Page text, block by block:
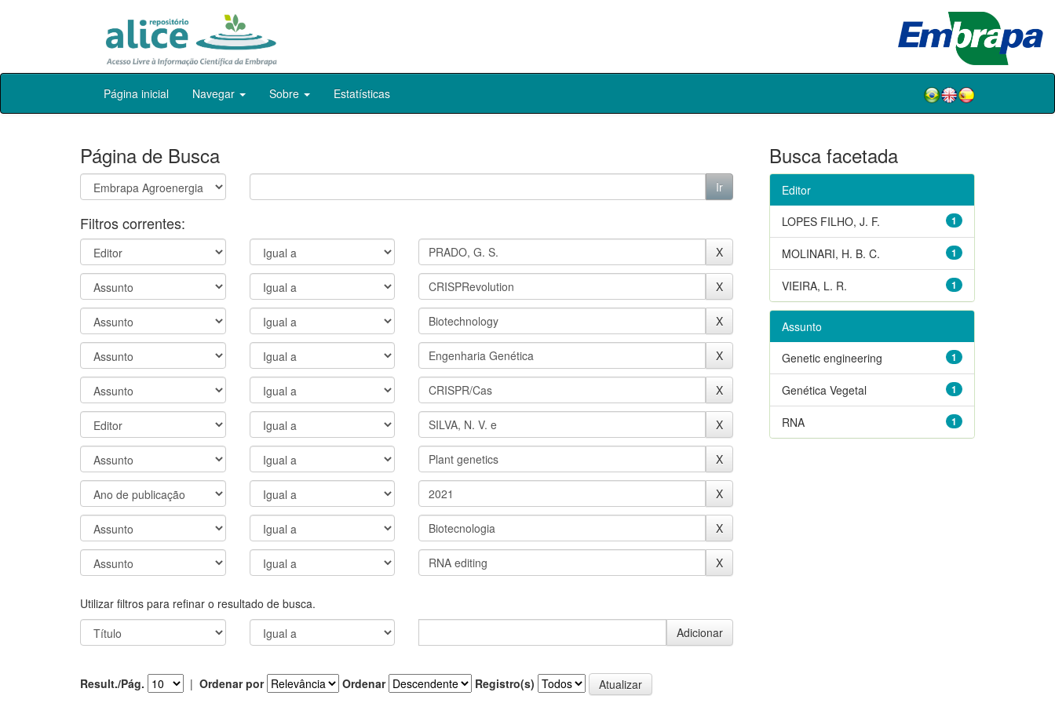
Skip
Página inicial Navegar Sobre Estatísticas
Página de Busca
Filtros correntes:
Utilizar filtros para refinar o resultado de busca.
Result./Pág. | Ordenar por Ordenar Registro(s)
Busca facetada
Editor
1
LOPES FILHO, J. F.
1
MOLINARI, H. B. C.
1
VIEIRA, L. R.
Assunto
1
Genetic engineering
1
Genética Vegetal
1
RNA